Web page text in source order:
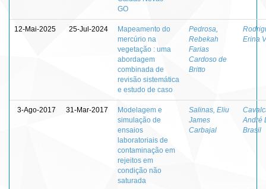
GO
12-Mai-2025 25-Jul-2024
Mapeamento do
mercúrio na
vegetação : uma
abordagem
combinada de
revisão sistemática
e estudo de caso
Pedrosa,
Rebekah
Farias
Cardoso de
Britto
Erina
3-Ago-2017 31-Mar-2017
Modelagem e
simulação de
ensaios
laboratoriais de
contaminação em
rejeitos em
condição não
saturada
Salinas, Eliu
James
Carbajal
André
Brasil